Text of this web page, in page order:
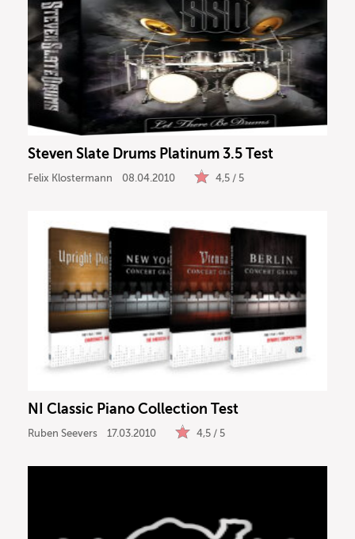
Steven Slate Drums Platinum 3.5 Test
Felix Klostermann 08.04.2010 4,5 / 5
NI Classic Piano Collection Test
Ruben Seevers 17.03.2010 4,5 / 5